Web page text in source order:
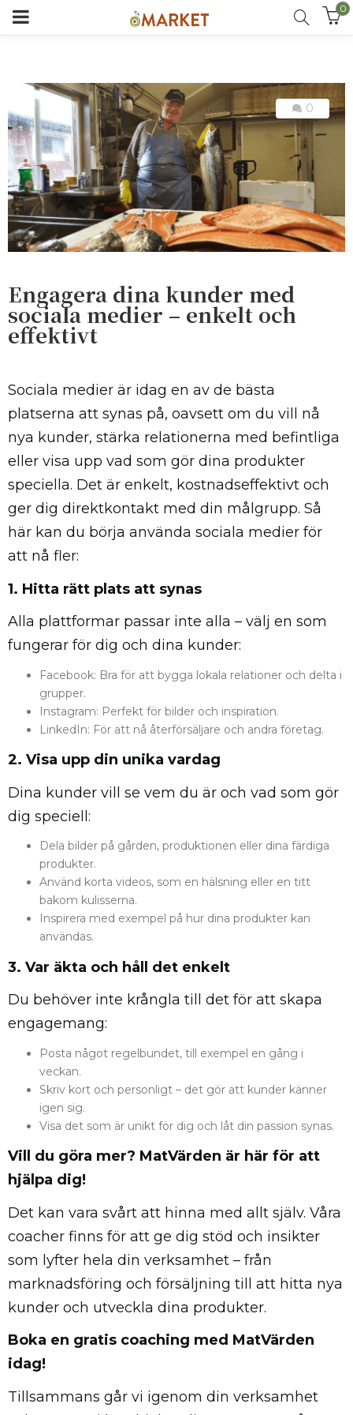
0
0
Engagera dina kunder med
sociala medier – enkelt och
effektivt
Sociala medier är idag en av de bästa
platserna att synas på, oavsett om du vill nå
nya kunder, stärka relationerna med befintliga
eller visa upp vad som gör dina produkter
speciella. Det är enkelt, kostnadseffektivt och
ger dig direktkontakt med din målgrupp. Så
här kan du börja använda sociala medier för
att nå fler:
1. Hitta rätt plats att synas
Alla plattformar passar inte alla – välj en som
fungerar för dig och dina kunder:
Facebook: Bra för att bygga lokala relationer och delta i
grupper.
Instagram: Perfekt för bilder och inspiration.
LinkedIn: För att nå återförsäljare och andra företag.
2. Visa upp din unika vardag
Dina kunder vill se vem du är och vad som gör
dig speciell:
Dela bilder på gården, produktionen eller dina färdiga
produkter.
Använd korta videos, som en hälsning eller en titt
bakom kulisserna.
Inspirera med exempel på hur dina produkter kan
användas.
3. Var äkta och håll det enkelt
Du behöver inte krångla till det för att skapa
engagemang:
Posta något regelbundet, till exempel en gång i
veckan.
Skriv kort och personligt – det gör att kunder känner
igen sig.
Visa det som är unikt för dig och låt din passion synas.
Vill du göra mer? MatVärden är här för att
hjälpa dig!
Det kan vara svårt att hinna med allt själv. Våra
coacher finns för att ge dig stöd och insikter
som lyfter hela din verksamhet – från
marknadsföring och försäljning till att hitta nya
kunder och utveckla dina produkter.
Boka en gratis coaching med MatVärden
idag!
Tillsammans går vi igenom din verksamhet